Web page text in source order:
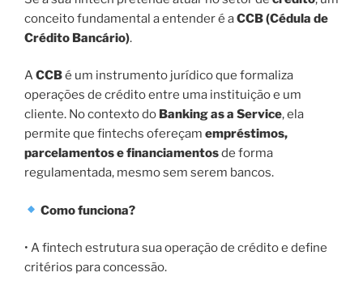
conceito fundamental a entender é aCCB (Cédula de
Crédito Bancário).
ACCBé um instrumento jurídico que formaliza
operações de crédito entre uma instituição e um
cliente. No contexto do Banking as a Service, ela
permite que fintechs ofereçam empréstimos,
parcelamentos e financiamentosde forma
regulamentada, mesmo sem serem bancos.
Como funciona?
• A fintech estrutura sua operação de crédito e define
critérios para concessão.